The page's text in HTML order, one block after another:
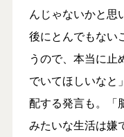
んじゃないかと
後にとんでもない
うので、本当に止
でいてほしいなと
配する発言も。「
みたいな生活は嫌